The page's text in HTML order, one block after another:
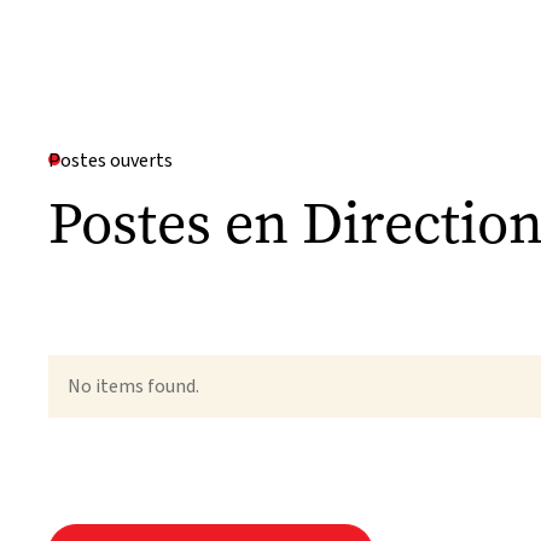
Postes ouverts
Postes en
No items found.